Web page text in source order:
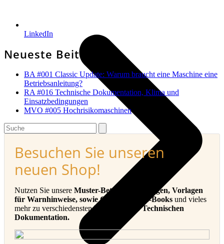
LinkedIn
Neueste Beiträge
BA #001 Classic Update: Warum braucht eine Maschine eine
Betriebsanleitung?
RA #016 Technische Dokumentation, Klima und
Einsatzbedingungen
MVO #005 Hochrisikomaschinen
Search
Besuchen Sie unseren
neuen Shop!
Nutzen Sie unsere Muster-Betriebsanleitungen, Vorlagen
für Warnhinweise, sowie Checklisten, E-Books und vieles
mehr zu verschiedensten Themen in derTechnischen
Dokumentation.